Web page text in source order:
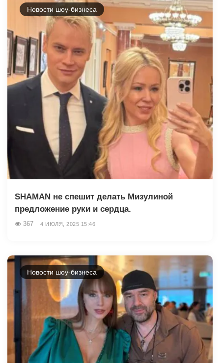
Новости шоу-бизнеса
SHAMAN не спешит делать Мизулиной
предложение руки и сердца.
367 4 ИЮЛЯ, 2025 15:46
Новости шоу-бизнеса